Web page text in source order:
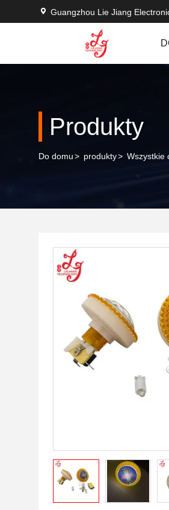
Guangzhou Lie Jiang
Produkty
Do domu> produkty> Wszystkie